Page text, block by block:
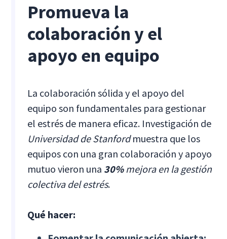
Promueva la
colaboración y el
apoyo en equipo
La colaboración sólida y el apoyo del
equipo son fundamentales para gestionar
el estrés de manera eficaz. Investigación de
Universidad de Stanfordmuestra que los
equipos con una gran colaboración y apoyo
mutuo vieron una 30%mejora en la gestión
colectiva del estrés.
Qué hacer: